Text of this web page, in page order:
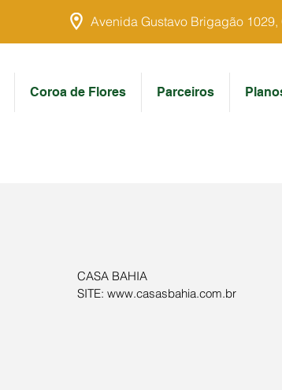
Avenida Gustavo Brigagão 1029,
Coroa de Flores Parceiros
CASA BAHIA
SITE: www.casasbahia.com.br